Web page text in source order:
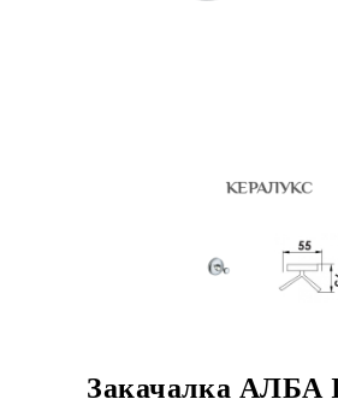
Закачалка АЛБА